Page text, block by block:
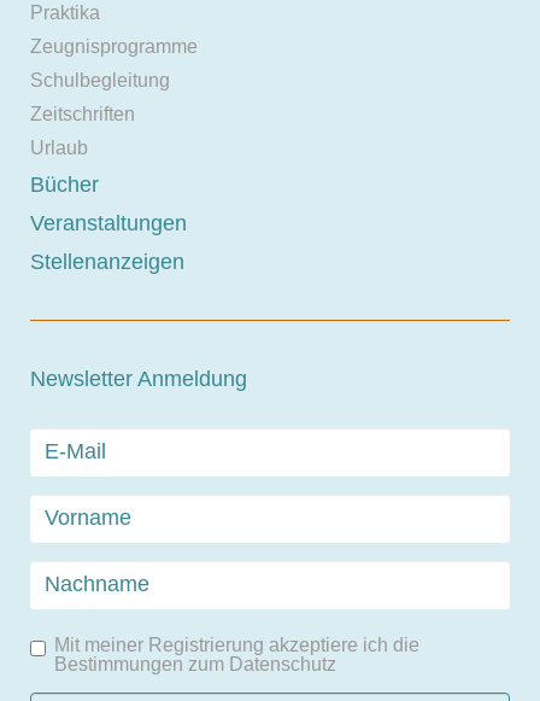
Praktika
Zeugnisprogramme
Schulbegleitung
Zeitschriften
Urlaub
Bücher
Veranstaltungen
Stellenanzeigen
Newsletter Anmeldung
Mit meiner Registrierung akzeptiere ich die
Bestimmungen zum Datenschutz